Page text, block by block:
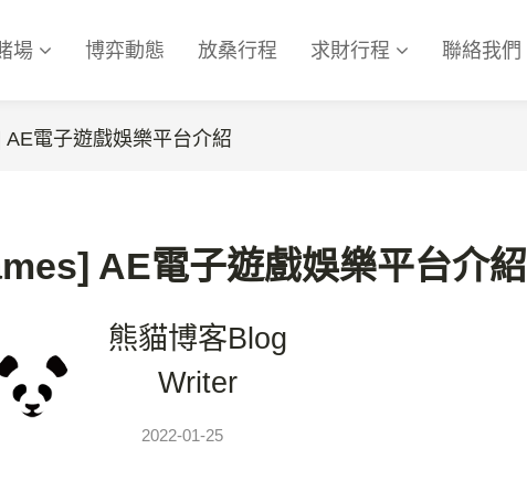
場 博弈動態 放桑行程 求財行程 聯絡我們
AE電子遊戲娛樂平台介紹
AE電子遊戲娛樂平台介紹
熊貓博客Blog
Writer
2022-01-25